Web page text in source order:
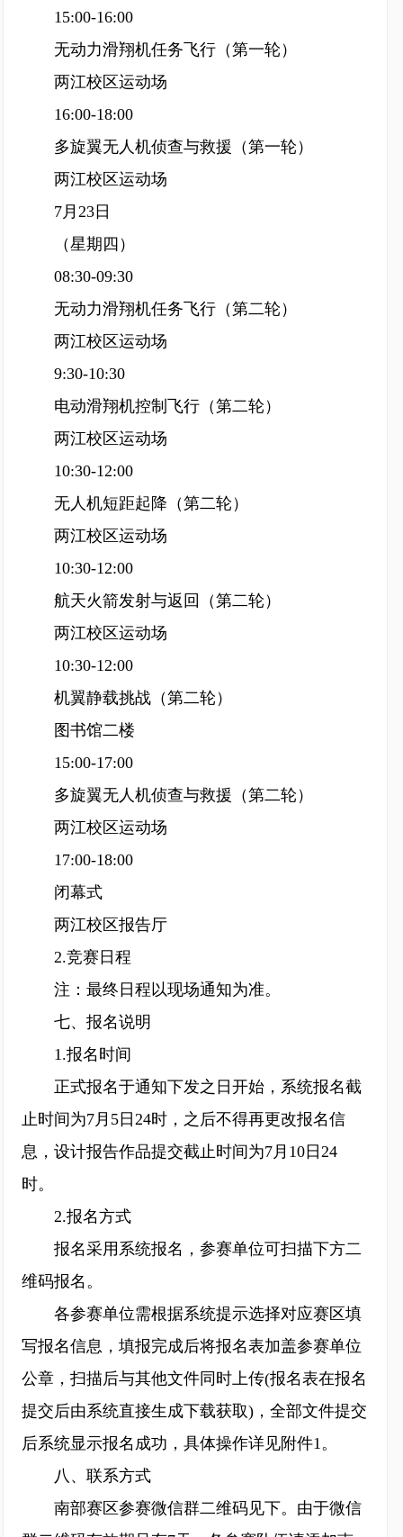
15:00-16:00
无动力滑翔机任务飞行（第一轮）
两江校区运动场
16:00-18:00
多旋翼无人机侦查与救援（第一轮）
两江校区运动场
7月23日
（星期四）
08:30-09:30
无动力滑翔机任务飞行（第二轮）
两江校区运动场
9:30-10:30
电动滑翔机控制飞行（第二轮）
两江校区运动场
10:30-12:00
无人机短距起降（第二轮）
两江校区运动场
10:30-12:00
航天火箭发射与返回（第二轮）
两江校区运动场
10:30-12:00
机翼静载挑战（第二轮）
图书馆二楼
15:00-17:00
多旋翼无人机侦查与救援（第二轮）
两江校区运动场
17:00-18:00
闭幕式
两江校区报告厅
2.竞赛日程
注：最终日程以现场通知为准。
七、报名说明
1.报名时间
正式报名于通知下发之日开始，系统报名截
止时间为7月5日24时，之后不得再更改报名信
息，设计报告作品提交截止时间为7月10日24
时。
2.报名方式
报名采用系统报名，参赛单位可扫描下方二
维码报名。
各参赛单位需根据系统提示选择对应赛区填
写报名信息，填报完成后将报名表加盖参赛单位
公章，扫描后与其他文件同时上传(报名表在报名
提交后由系统直接生成下载获取)，全部文件提交
后系统显示报名成功，具体操作详见附件1。
八、联系方式
南部赛区参赛微信群二维码见下。由于微信